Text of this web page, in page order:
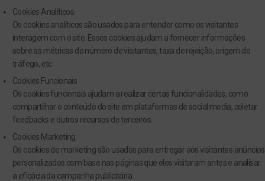
Cookies Analíticos
Os cookies analíticos são usados para entender como os visitantes
interagem com o site. Esses cookies ajudam a fornecer informações
sobre as métricas do número de visitantes, taxa de rejeição, origem do
tráfego, etc.
Cookies Funcionais
Os cookies funcionais ajudam a realizar certas funcionalidades, como
compartilhar o conteúdo do site em plataformas de social media, coletar
feedbacks e outros recursos de terceiros.
Cookies Marketing
Os cookies de marketing são usados para entregar aos visitantes anúncios
personalizados com base nas páginas que eles visitaram antes e analisar
a eficácia da campanha publicitária.